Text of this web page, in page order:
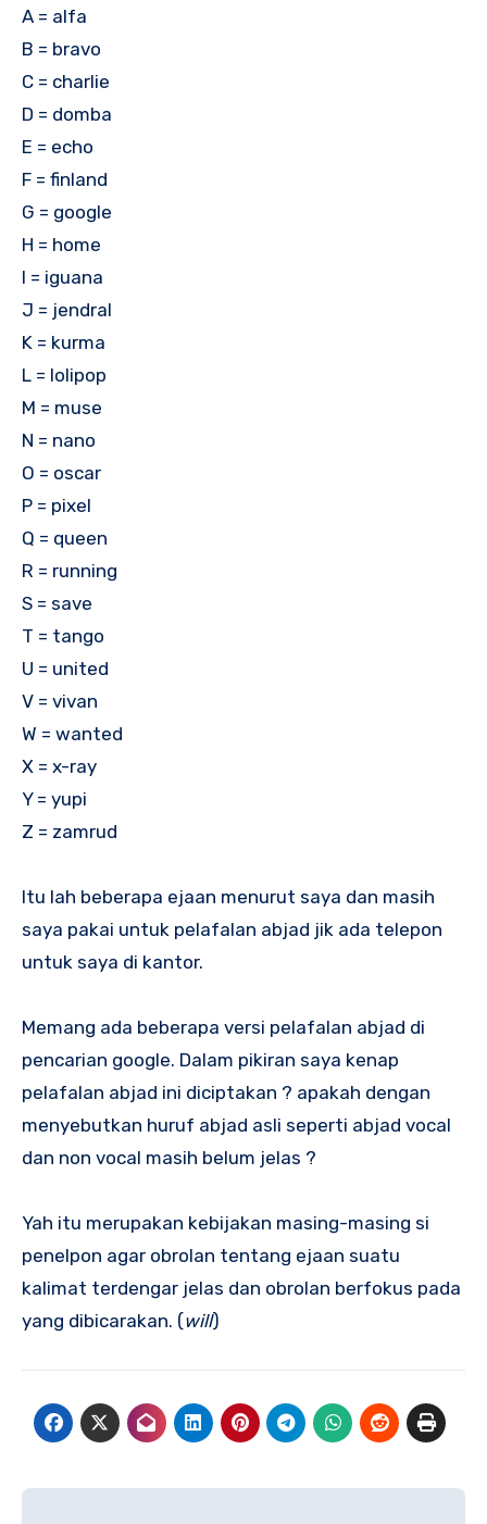
A = alfa
B = bravo
C = charlie
D = domba
E = echo
F = finland
G = google
H = home
I = iguana
J = jendral
K = kurma
L = lolipop
M = muse
N = nano
O = oscar
P = pixel
Q = queen
R = running
S = save
T = tango
U = united
V = vivan
W = wanted
X = x-ray
Y = yupi
Z = zamrud
Itu lah beberapa ejaan menurut saya dan masih
saya pakai untuk pelafalan abjad jik ada telepon
untuk saya di kantor.
Memang ada beberapa versi pelafalan abjad di
pencarian google. Dalam pikiran saya kenap
pelafalan abjad ini diciptakan ? apakah dengan
menyebutkan huruf abjad asli seperti abjad vocal
dan non vocal masih belum jelas ?
Yah itu merupakan kebijakan masing-masing si
penelpon agar obrolan tentang ejaan suatu
kalimat terdengar jelas dan obrolan berfokus pada
yang dibicarakan. (will)